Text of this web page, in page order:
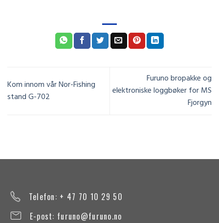
Kom innom vår Nor-Fishing
stand G-702
Furuno bropakke og
elektroniske loggbøker for MS
Fjorgyn
Telefon: + 47 70 10 29 50
E-post: furuno@furuno.no